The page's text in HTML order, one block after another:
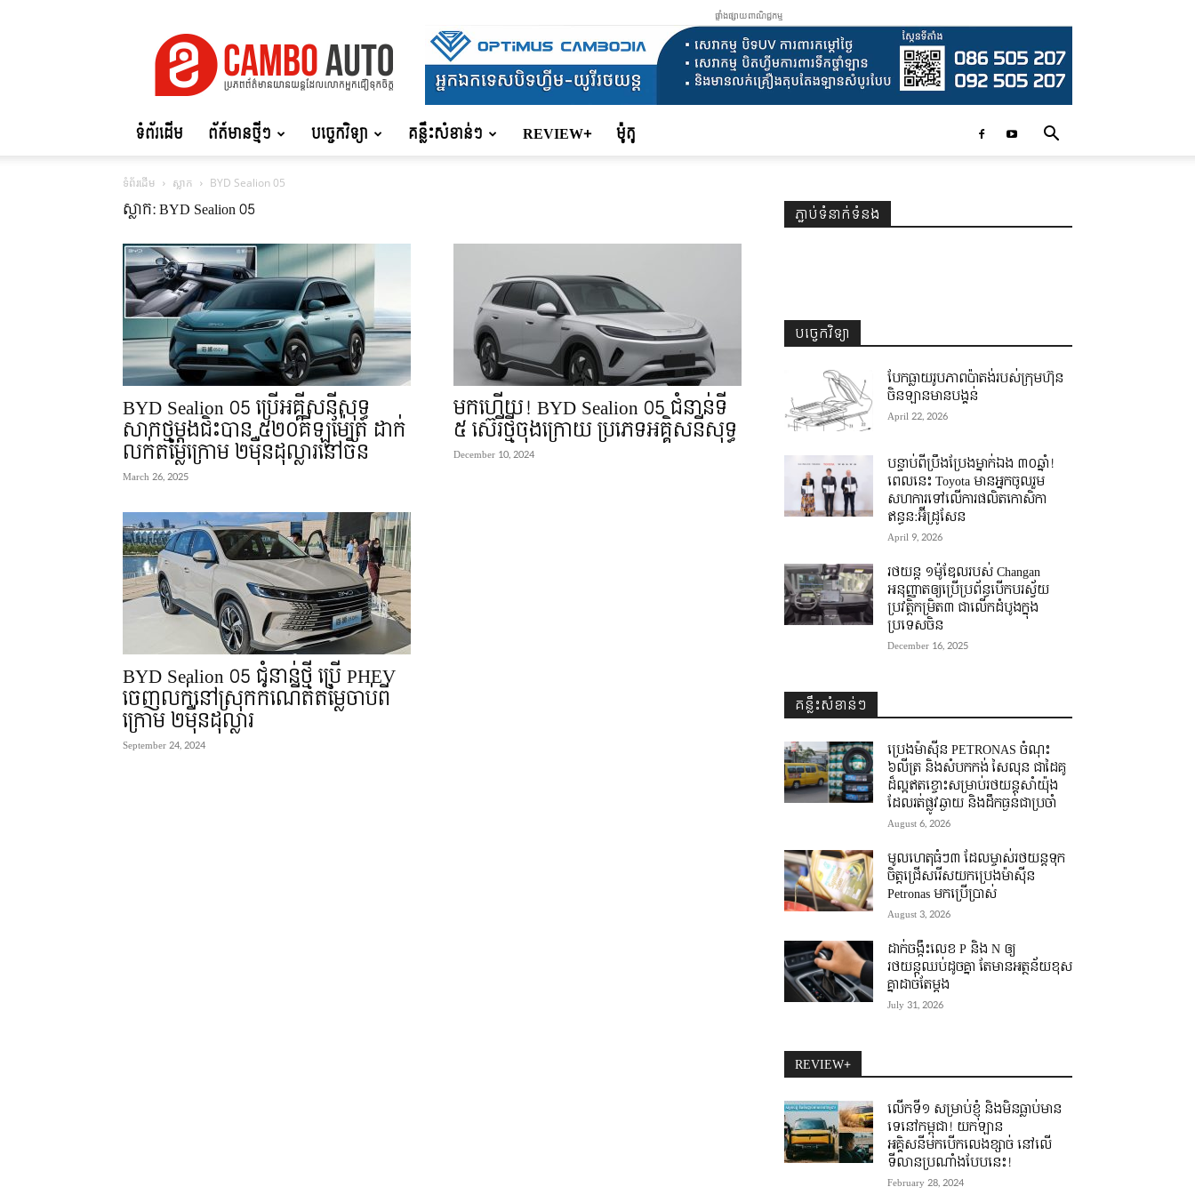
Auto
ផ្ទាំងផ្សាយពាណិជ្ជកម្ម
ទំព័រដើម ព័ត៍មានថ្មីៗ បច្ចេកវិទ្យា គន្លឹះសំខាន់ៗ REVIEW+ ម៉ូតូ
ទំព័រដើម ស្លាក BYD Sealion 05
ស្លាក: BYD Sealion 05
BYD Sealion 05 ប្រើអគ្គីសនីសុទ្ធ
សាកថ្មម្តងជិះបាន ៥២០គីឡូម៉ែត្រ ដាក់
លក់តម្លៃក្រោម ២មុឺនដុល្លារនៅចិន
March 26, 2025
មកហើយ! BYD Sealion 05 ជំនាន់ទី
៥ ស៊េរីថ្មីចុងក្រោយ ប្រភេទអគ្គិសនីសុទ្ធ
December 10, 2024
BYD Sealion 05 ជំនាន់ថ្មី ប្រើ PHEV
ចេញលក់នៅស្រុកកំណើតតម្លៃចាប់ពី
ក្រោម ២មុឺនដុល្លារ
September 24, 2024
ភ្ជាប់ទំនាក់ទំនង
បច្ចេកវិទ្យា
បែកធ្លាយរូបភាពប៉ាតង់របស់ក្រុមហ៊ុន
ចិនឡានមានបង្គន់
April 22, 2026
បន្ទាប់ពីប្រឹងប្រែងម្នាក់ឯង ៣០ឆ្នាំ! ​
ពេលនេះ Toyota មានអ្នកចូលរួម
សហការទៅលើការផលិតកោសិកា
ឥន្ធន:អ៊ីដ្រូសែន
April 9, 2026
រថយន្ត ១ម៉ូឌែលរបស់ Changan
អនុញ្ញាតឲ្យប្រើប្រព័ន្ធបើកបរស្វ័យ
ប្រវត្តិកម្រិត៣ ជាលើកដំបូងក្នុង
ប្រទេសចិន
December 16, 2025
គន្លឹះសំខាន់ៗ
ប្រេងម៉ាស៊ីន PETRONAS ចំណុះ
៦លីត្រ និងសំបកកង់ សៃលុន ជាដៃគូ
ដ៏ល្អឥតខ្ចោះសម្រាប់រថយន្តសាំយ៉ុង
ដែលរត់ផ្លូវឆ្ងាយ និងដឹកធ្ងន់ជាប្រចាំ
August 6, 2026
មូលហេតុធំៗ៣ ដែលម្ចាស់រថយន្តទុក
ចិត្តជ្រើសរើសយកប្រេងម៉ាស៊ីន
Petronas មកប្រើប្រាស់
August 3, 2026
ដាក់ចង្កឹះលេខ P និង N ឲ្យ
រថយន្តឈប់ដូចគ្នា តែមានអត្ថន័យខុស
គ្នាដាច់តែម្តង
July 31, 2026
REVIEW+
លើកទី១ សម្រាប់ខ្ញុំ និងមិនធ្លាប់មាន
ទេនៅកម្ពុជា! យកឡាន
អគ្គិសនីមកបើកលេងខ្សាច់ នៅលើ
ទីលានប្រណាំងបែបនេះ!
February 28, 2024